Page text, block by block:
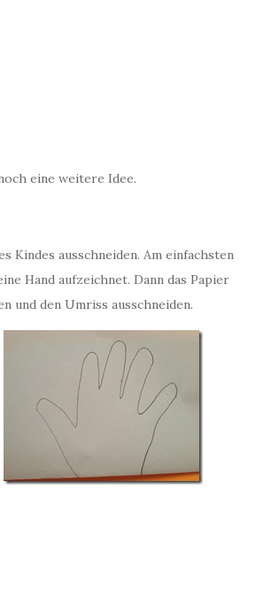
eine weitere Idee.
Kindes ausschneiden. Am einfachsten
Hand aufzeichnet. Dann das Papier
und den Umriss ausschneiden.